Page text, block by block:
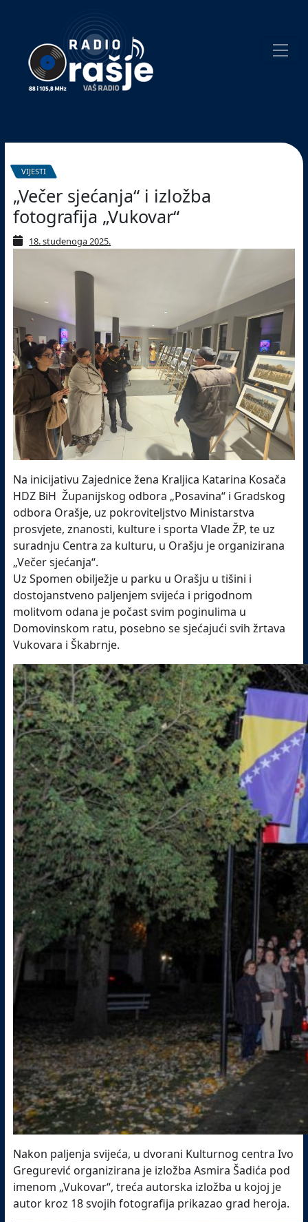
website!
VIJESTI
„Večer sjećanja“ i izložba
fotografija „Vukovar“
18. studenoga 2025.
Na inicijativu Zajednice žena Kraljica Katarina Kosača
HDZ BiH Županijskog odbora „Posavina“ i Gradskog
odbora Orašje, uz pokroviteljstvo Ministarstva
prosvjete, znanosti, kulture i sporta Vlade ŽP, te uz
suradnju Centra za kulturu, u Orašju je organizirana
„Večer sjećanja“.
Uz Spomen obilježje u parku u Orašju u tišini i
dostojanstveno paljenjem svijeća i prigodnom
molitvom odana je počast svim poginulima u
Domovinskom ratu, posebno se sjećajući svih žrtava
Vukovara i Škabrnje.
Nakon paljenja svijeća, u dvorani Kulturnog centra Ivo
Gregurević organizirana je izložba Asmira Šadića pod
imenom „Vukovar“, treća autorska izložba u kojoj je
autor kroz 18 svojih fotografija prikazao grad heroja.